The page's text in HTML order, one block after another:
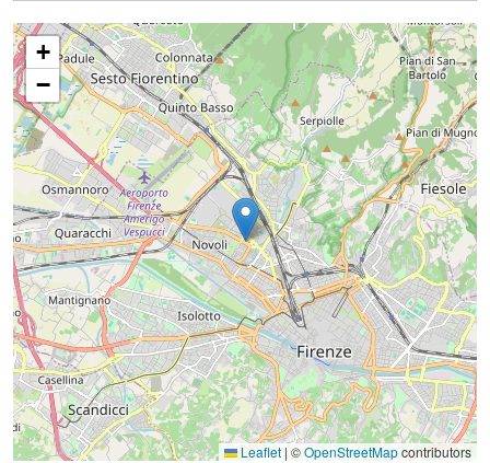
+
−
Leaflet | ©OpenStreetMapcontributors